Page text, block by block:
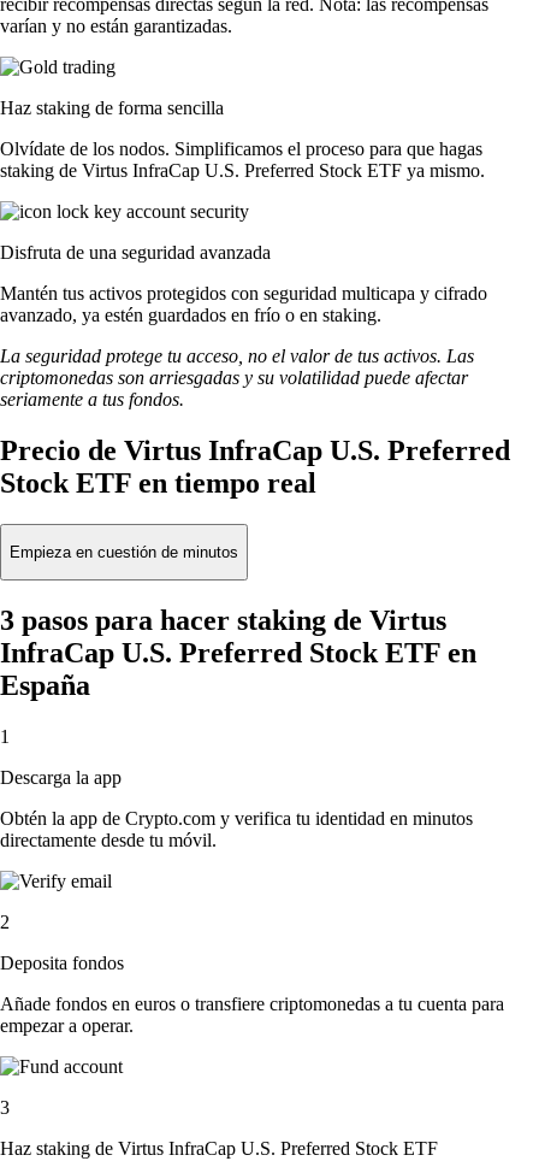
varían y no están garantizadas.
Haz staking de forma sencilla
Olvídate de los nodos. Simplificamos el proceso para que hagas
staking de Virtus InfraCap U.S. Preferred Stock ETF ya mismo.
Disfruta de una seguridad avanzada
Mantén tus activos protegidos con seguridad multicapa y cifrado
avanzado, ya estén guardados en frío o en staking.
La seguridad protege tu acceso, no el valor de tus activos. Las
criptomonedas son arriesgadas y su volatilidad puede afectar
seriamente a tus fondos.
Precio de Virtus InfraCap U.S. Preferred
Stock ETF en tiempo real
Empieza en cuestión de minutos
3 pasos para hacer staking de Virtus
InfraCap U.S. Preferred Stock ETF en
España
1
Descarga la app
Obtén la app de Crypto.com y verifica tu identidad en minutos
directamente desde tu móvil.
2
Deposita fondos
Añade fondos en euros o transfiere criptomonedas a tu cuenta para
empezar a operar.
3
Haz staking de Virtus InfraCap U.S. Preferred Stock ETF